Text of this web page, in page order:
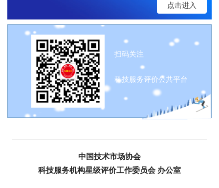
点击进入
扫码关注
科技服务评价公共平台
中国技术市场协会
科技服务机构星级评价工作委员会 办公室